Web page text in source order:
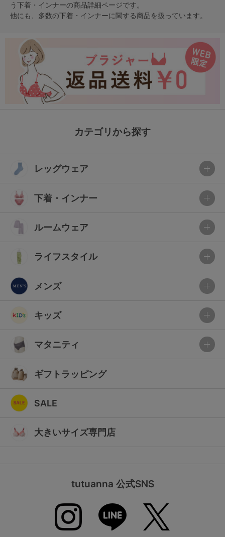
う下着・インナーの商品詳細ページです。
他にも、多数の下着・インナーに関する商品を扱っています。
カテゴリから探す
レッグウェア
下着・インナー
ルームウェア
ライフスタイル
メンズ
キッズ
マタニティ
ギフトラッピング
SALE
大きいサイズ専門店
tutuanna 公式SNS